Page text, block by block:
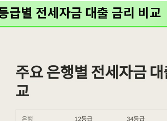
급별 전세자금 대출 금리 비교